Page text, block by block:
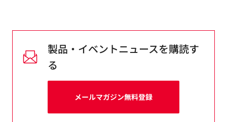
製品・イベントニュースを購読す
る
メールマガジン無料登録